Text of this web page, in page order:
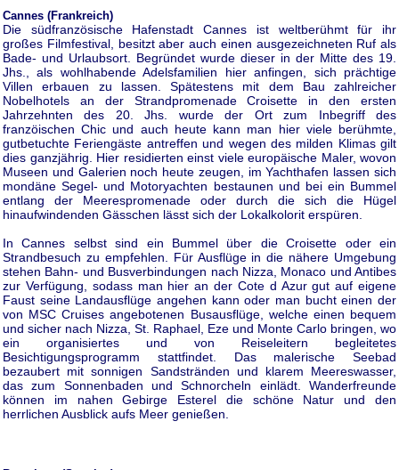
Cannes (Frankreich)
Die südfranzösische Hafenstadt Cannes ist weltberühmt für ihr
großes Filmfestival, besitzt aber auch einen ausgezeichneten Ruf als
Bade- und Urlaubsort. Begründet wurde dieser in der Mitte des 19.
Jhs., als wohlhabende Adelsfamilien hier anfingen, sich prächtige
Villen erbauen zu lassen. Spätestens mit dem Bau zahlreicher
Nobelhotels an der Strandpromenade Croisette in den ersten
Jahrzehnten des 20. Jhs. wurde der Ort zum Inbegriff des
franzöischen Chic und auch heute kann man hier viele berühmte,
gutbetuchte Feriengäste antreffen und wegen des milden Klimas gilt
dies ganzjährig. Hier residierten einst viele europäische Maler, wovon
Museen und Galerien noch heute zeugen, im Yachthafen lassen sich
mondäne Segel- und Motoryachten bestaunen und bei ein Bummel
entlang der Meerespromenade oder durch die sich die Hügel
hinaufwindenden Gässchen lässt sich der Lokalkolorit erspüren.
In Cannes selbst sind ein Bummel über die Croisette oder ein
Strandbesuch zu empfehlen. Für Ausflüge in die nähere Umgebung
stehen Bahn- und Busverbindungen nach Nizza, Monaco und Antibes
zur Verfügung, sodass man hier an der Cote d Azur gut auf eigene
Faust seine Landausflüge angehen kann oder man bucht einen der
von MSC Cruises angebotenen Busausflüge, welche einen bequem
und sicher nach Nizza, St. Raphael, Eze und Monte Carlo bringen, wo
ein organisiertes und von Reiseleitern begleitetes
Besichtigungsprogramm stattfindet. Das malerische Seebad
bezaubert mit sonnigen Sandstränden und klarem Meereswasser,
das zum Sonnenbaden und Schnorcheln einlädt. Wanderfreunde
können im nahen Gebirge Esterel die schöne Natur und den
herrlichen Ausblick aufs Meer genießen.